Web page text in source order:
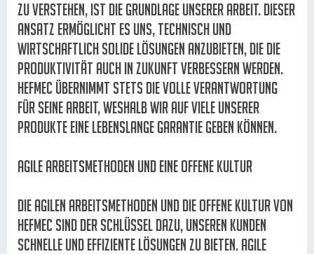
zu verstehen, ist die Grundlage unserer Arbeit. Dieser
Ansatz ermöglicht es uns, technisch und
wirtschaftlich solide Lösungen anzubieten, die die
Produktivität auch in Zukunft verbessern werden.
Hefmec übernimmt stets die volle Verantwortung
für seine Arbeit, weshalb wir auf viele unserer
Produkte eine lebenslange Garantie geben können.
Agile Arbeitsmethoden und eine offene Kultur
Die agilen Arbeitsmethoden und die offene Kultur von
Hefmec sind der Schlüssel dazu, unseren Kunden
schnelle und effiziente Lösungen zu bieten. Agile